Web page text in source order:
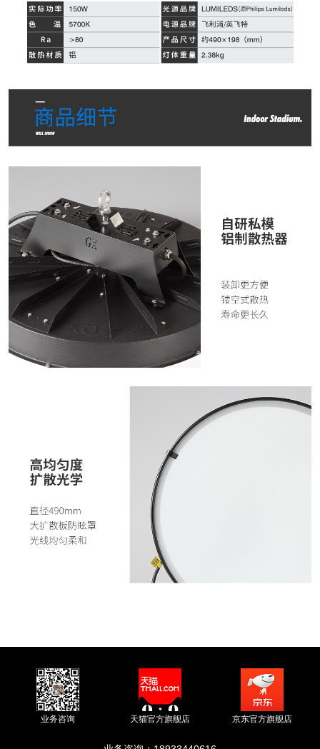
业务咨询 天猫官方旗舰店 京东官方旗舰店